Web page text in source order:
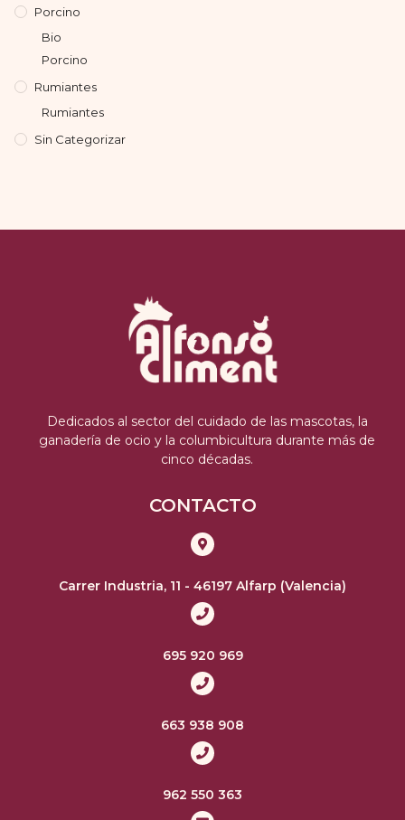
Porcino
Bio
Porcino
Rumiantes
Rumiantes
Sin Categorizar
Dedicados al sector del cuidado de las mascotas, la
ganadería de ocio y la columbicultura durante más de
cinco décadas.
CONTACTO
Carrer Industria, 11 - 46197 Alfarp (Valencia)
695 920 969
663 938 908
962 550 363